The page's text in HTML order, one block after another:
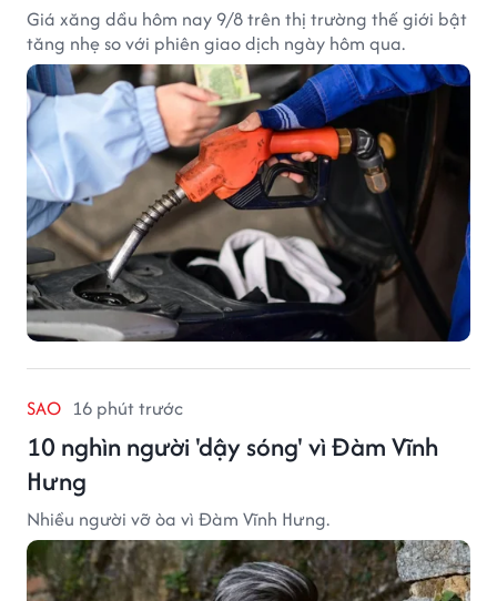
Giá xăng dầu hôm nay 9/8 trên thị trường thế giới bật
tăng nhẹ so với phiên giao dịch ngày hôm qua.
SAO 16 phút trước
10 nghìn người 'dậy sóng' vì Đàm Vĩnh
Hưng
Nhiều người vỡ òa vì Đàm Vĩnh Hưng.